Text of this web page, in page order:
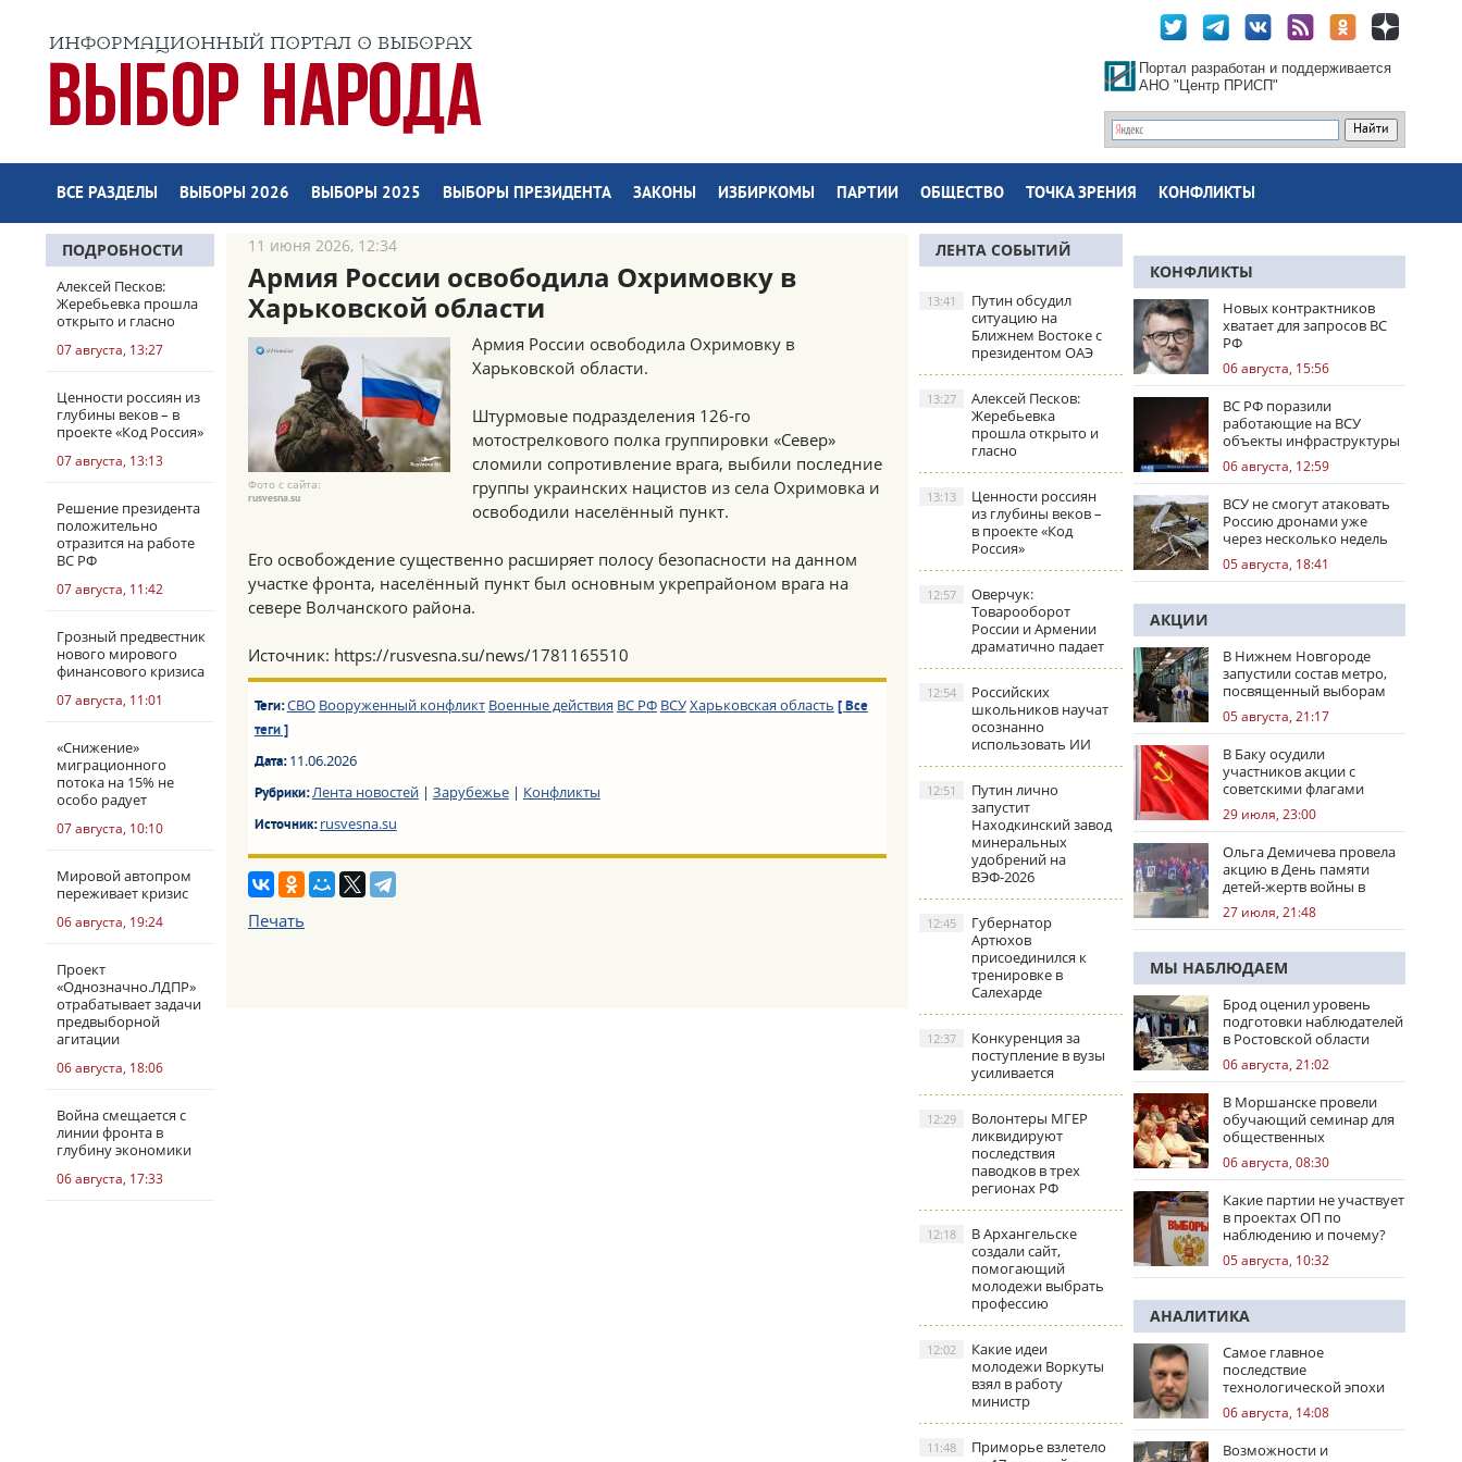
Портал разработан и поддерживается
АНО "Центр ПРИСП"
ВСЕ РАЗДЕЛЫ ВЫБОРЫ 2026 ВЫБОРЫ 2025 ВЫБОРЫ ПРЕЗИДЕНТА ЗАКОНЫ ИЗБИРКОМЫ ПАРТИИ ОБЩЕСТВО ТОЧКА ЗРЕНИЯ КОНФЛИКТЫ
ПОДРОБНОСТИ
Алексей Песков:
Жеребьевка прошла
открыто и гласно
07 августа, 13:27
Ценности россиян из
глубины веков – в
проекте «Код Россия»
07 августа, 13:13
Решение президента
положительно
отразится на работе
ВС РФ
07 августа, 11:42
Грозный предвестник
нового мирового
финансового кризиса
07 августа, 11:01
«Снижение»
миграционного
потока на 15% не
особо радует
07 августа, 10:10
Мировой автопром
переживает кризис
06 августа, 19:24
Проект
«Однозначно.ЛДПР»
отрабатывает задачи
предвыборной
агитации
06 августа, 18:06
Война смещается с
линии фронта в
глубину экономики
06 августа, 17:33
11 июня 2026, 12:34
Армия России освободила Охримовку в
Харьковской области
Фото с сайта:
rusvesna.su
Армия России освободила Охримовку в
Харьковской области.
Штурмовые подразделения 126-го
мотострелкового полка группировки «Север»
сломили сопротивление врага, выбили последние
группы украинских нацистов из села Охримовка и
освободили населённый пункт.
Его освобождение существенно расширяет полосу безопасности на данном
участке фронта, населённый пункт был основным укрепрайоном врага на
севере Волчанского района.
Источник: https://rusvesna.su/news/1781165510
Теги:СВО Вооруженный конфликт Военные действия ВС РФ ВСУХарьковская область [ Все
теги ]
Дата:11.06.2026
Рубрики:Лента новостей| Зарубежье| Конфликты
Источник:rusvesna.su
Печать
ЛЕНТА СОБЫТИЙ
Путин обсудил
ситуацию на
Ближнем Востоке с
президентом ОАЭ
13:41
Алексей Песков:
Жеребьевка
прошла открыто и
гласно
13:27
Ценности россиян
из глубины веков –
в проекте «Код
Россия»
13:13
Оверчук:
Товарооборот
России и Армении
драматично падает
12:57
Российских
школьников научат
осознанно
использовать ИИ
12:54
Путин лично
запустит
Находкинский завод
минеральных
удобрений на
ВЭФ-2026
12:51
Губернатор
Артюхов
присоединился к
тренировке в
Салехарде
12:45
Конкуренция за
поступление в вузы
усиливается
12:37
Волонтеры МГЕР
ликвидируют
последствия
паводков в трех
регионах РФ
12:29
В Архангельске
создали сайт,
помогающий
молодежи выбрать
профессию
12:18
Какие идеи
молодежи Воркуты
взял в работу
министр
12:02
Приморье взлетело
11:48
КОНФЛИКТЫ
Новых контрактников
хватает для запросов ВС
РФ
06 августа, 15:56
ВС РФ поразили
работающие на ВСУ
объекты инфраструктуры
и центры логистики
06 августа, 12:59
ВСУ не смогут атаковать
Россию дронами уже
через несколько недель
05 августа, 18:41
АКЦИИ
В Нижнем Новгороде
запустили состав метро,
посвященный выборам
05 августа, 21:17
В Баку осудили
участников акции с
советскими флагами
29 июля, 23:00
Ольга Демичева провела
акцию в День памяти
детей-жертв войны в
Донбассе
27 июля, 21:48
МЫ НАБЛЮДАЕМ
Брод оценил уровень
подготовки наблюдателей
в Ростовской области
06 августа, 21:02
В Моршанске провели
обучающий семинар для
общественных
наблюдателей
06 августа, 08:30
Какие партии не участвует
в проектах ОП по
наблюдению и почему?
05 августа, 10:32
АНАЛИТИКА
Самое главное
последствие
технологической эпохи
06 августа, 14:08
Возможности и